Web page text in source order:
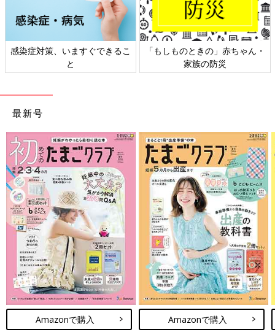
日本外来小児科学会リーフレッ
ト検討会
六星占術 細木かおりさんの人生
相談
最新号
Amazonで購入 Amazonで購入